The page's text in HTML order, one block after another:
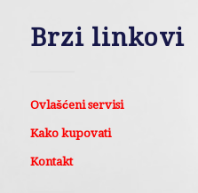
Brzi linkovi
Ovlašćeni servisi
Kako kupovati
Kontakt